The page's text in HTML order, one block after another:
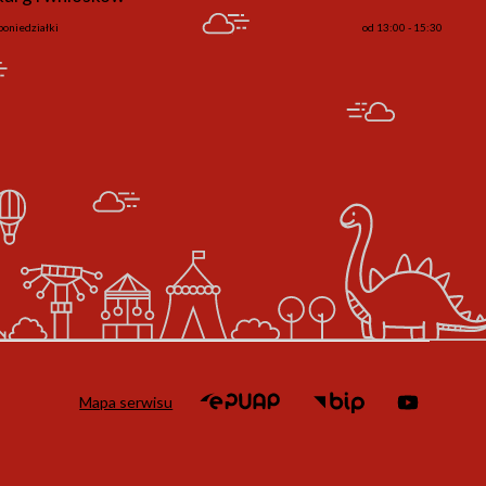
od 13:00 - 15:30
Mapa serwisu